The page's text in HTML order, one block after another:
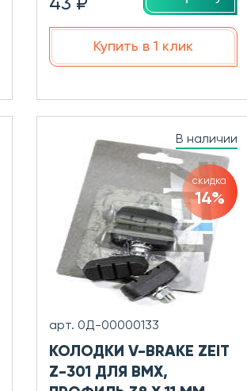
43 ₽
Купить в 1 клик
В наличии
скидка
14%
арт. 0Д-00000133
КОЛОДКИ V-BRAKE ZEIT
Z-301 ДЛЯ BMХ,